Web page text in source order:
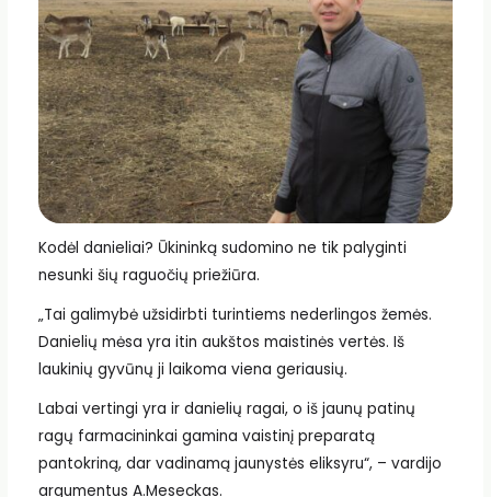
Kodėl danieliai? Ūkininką sudomino ne tik palyginti
nesunki šių raguočių priežiūra.
„Tai galimybė užsidirbti turintiems nederlingos žemės.
Danielių mėsa yra itin aukštos maistinės vertės. Iš
laukinių gyvūnų ji laikoma viena geriausių.
Labai vertingi yra ir danielių ragai, o iš jaunų patinų
ragų farmacininkai gamina vaistinį preparatą
pantokriną, dar vadinamą jaunystės eliksyru“, – vardijo
argumentus A.Meseckas.